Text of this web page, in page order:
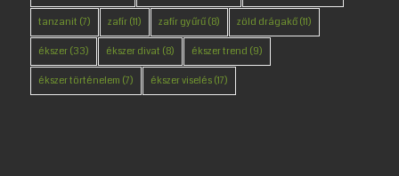
tanzanit (7) zafír(11) zafír gyűrű(8) zöld drágakő(11)
ékszer(33) ékszer divat (8) ékszer trend (9)
ékszer történelem (7) ékszer viselés(17)